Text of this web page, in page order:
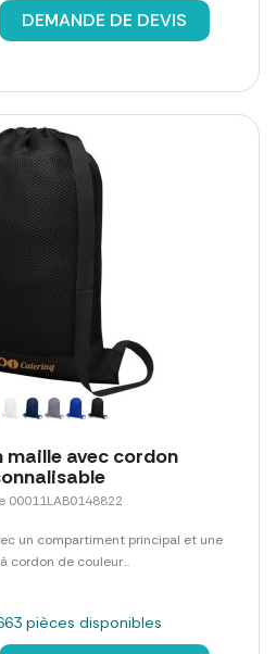
DEMANDE DE DEVIS
maille avec cordon
00011LAB0148822
un compartiment principal et une
cordon de couleur...
pièces disponibles